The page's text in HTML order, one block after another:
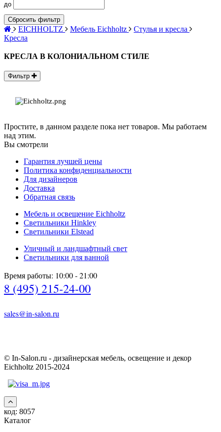
до
Сбросить фильтр
EICHHOLTZ Мебель Eichholtz
Стулья и кресла
Кресла
КРЕСЛА В КОЛОНИАЛЬНОМ СТИЛЕ
Фильтр
Простите, в данном разделе пока нет товаров. Мы работаем
над этим.
Вы смотрели
Гарантия лучшей цены
Политика конфиденциальности
Для дизайнеров
Доставка
Обратная связь
Мебель и освещение Eichholtz
Светильники Hinkley
Светильники Elstead
Уличный и ландшафтный свет
Светильники для ванной
Время работы: 10:00 - 21:00
8 (495) 215-24-00
sales@in-salon.ru
© In-Salon.ru - дизайнерская мебель, освещение и декор
Eichholtz 2015-2024
код: 8057
Каталог